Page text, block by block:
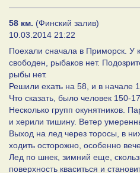
58 км. (Финский залив)
10.03.2014 21:22
Поехали сначала в Приморск. У
свободен, рыбаков нет.
рыбы нет.
Решили ехать на 58, и в начале
Что сказать, было человек 150-
Несколько групп окунятников.
и херили тишину. Ветер
Выход на лед через торосы, в
ходить осторожно, особенно
Лед по шнек, зимний еще,
поверхность кваситься и